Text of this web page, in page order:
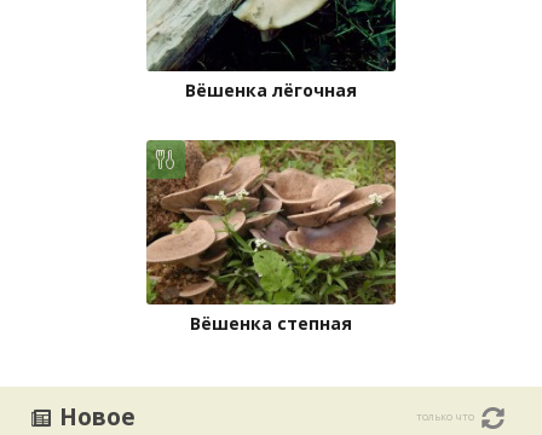
Вёшенка лёгочная
Вёшенка степная
Новое только что